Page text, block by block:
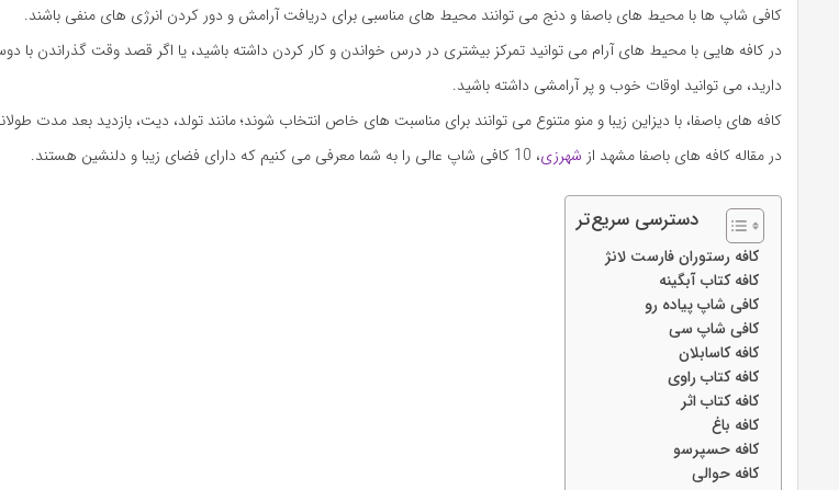
کافی شاپ ها با محیط های باصفا و دنج می توانند محیط های مناسبی برای دریافت آرامش و دور کردن انرژی های منفی باشند.
در کافه هایی با محیط های آرام می توانید تمرکز بیشتری در درس خواندن و کار کردن داشته باشید، یا اگر قصد وقت گذراندن با
دارید، می توانید اوقات خوب و پر آرامشی داشته باشید.
کافه های باصفا، با دیزاین زیبا و منو متنوع می توانند برای مناسبت های خاص انتخاب شوند؛ مانند تولد، دیت، بازدید بعد مدت
در مقاله کافه های باصفا مشهد از شهرزی، 10 کافی شاپ عالی را به شما معرفی می کنیم که دارای فضای زیبا و دلنشین هستند.
دسترسی سریع‌تر
کافه رستوران فارست لانژ
کافه کتاب آبگینه
کافی شاپ پیاده رو
کافی شاپ سی
کافه کاسابلان
کافه کتاب راوی
کافه کتاب اثر
کافه باغ
کافه حسپرسو
کافه حوالی